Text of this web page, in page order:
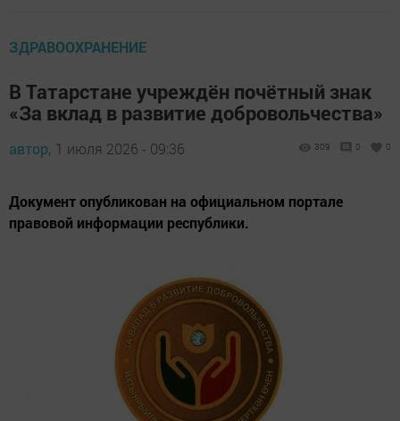
ЗДРАВООХРАНЕНИЕ
В Татарстане учреждён почётный знак
«За вклад в развитие добровольчества»
автор, 1 июля 2026 - 09:36 309 0 0
Документ опубликован на официальном портале
правовой информации республики.